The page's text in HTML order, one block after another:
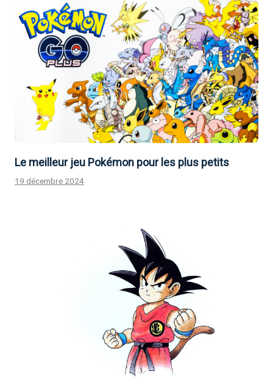
Le meilleur jeu Pokémon pour les plus petits
19 décembre 2024